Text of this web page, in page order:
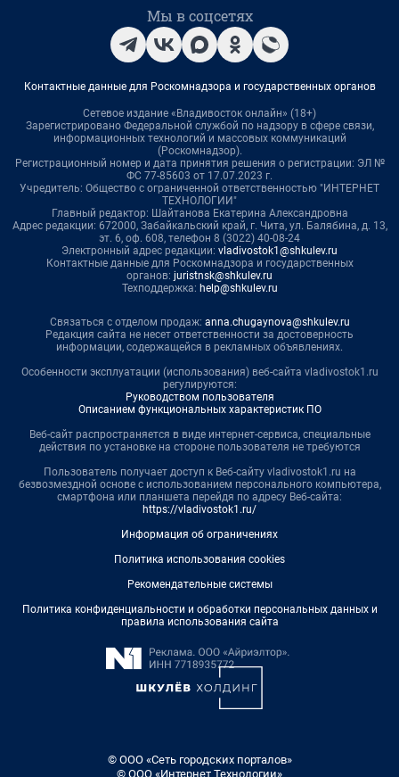
Мы в соцсетях
Контактные данные для Роскомнадзора и государственных органов
Сетевое издание «Владивосток онлайн» (18+)
Зарегистрировано Федеральной службой по надзору в сфере связи,
информационных технологий и массовых коммуникаций
(Роскомнадзор).
Регистрационный номер и дата принятия решения о регистрации: ЭЛ №
ФС 77-85603 от 17.07.2023 г.
Учредитель: Общество с ограниченной ответственностью "ИНТЕРНЕТ
ТЕХНОЛОГИИ"
Главный редактор: Шайтанова Екатерина Александровна
Адрес редакции: 672000, Забайкальский край, г. Чита, ул. Балябина, д. 13,
эт. 6, оф. 608, телефон 8 (3022) 40-08-24
Электронный адрес редакции: vladivostok1@shkulev.ru
Контактные данные для Роскомнадзора и государственных
органов: juristnsk@shkulev.ru
Техподдержка: help@shkulev.ru
Связаться с отделом продаж: anna.chugaynova@shkulev.ru
Редакция сайта не несет ответственности за достоверность
информации, содержащейся в рекламных объявлениях.
Особенности эксплуатации (использования) веб-сайта vladivostok1.ru
регулируются:
Руководством пользователя
Описанием функциональных характеристик ПО
Веб-сайт распространяется в виде интернет-сервиса, специальные
действия по установке на стороне пользователя не требуются
Пользователь получает доступ к Веб-сайту vladivostok1.ru на
безвозмездной основе с использованием персонального компьютера,
смартфона или планшета перейдя по адресу Веб-сайта:
https://vladivostok1.ru/
Информация об ограничениях
Политика использования cookies
Рекомендательные системы
Политика конфиденциальности и обработки персональных данных и
правила использования сайта
© ООО «Сеть городских порталов»
© ООО «Интернет Технологии»